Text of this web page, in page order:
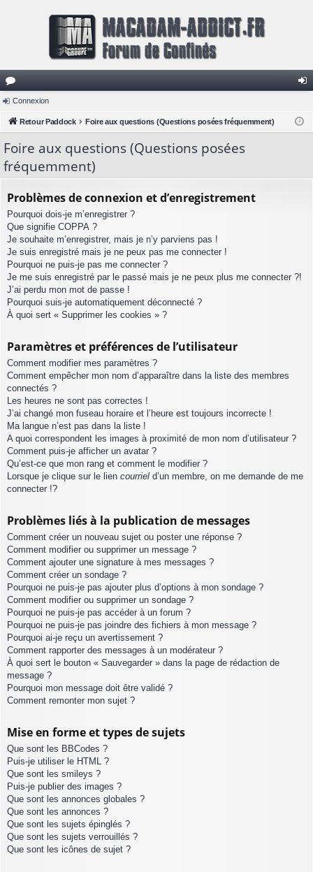
or
u
m
s
ne
Connexion
Retour Paddock Foire aux questions (Questions posées fréquemment)
Foire aux questions (Questions posées
fréquemment)
Problèmes de connexion et d’enregistrement
Pourquoi dois-je m’enregistrer ?
Que signifie COPPA ?
Je souhaite m’enregistrer, mais je n’y parviens pas !
Je suis enregistré mais je ne peux pas me connecter !
Pourquoi ne puis-je pas me connecter ?
Je me suis enregistré par le passé mais je ne peux plus me connecter ?!
J’ai perdu mon mot de passe !
Pourquoi suis-je automatiquement déconnecté ?
À quoi sert « Supprimer les cookies » ?
Paramètres et préférences de l’utilisateur
Comment modifier mes paramètres ?
Comment empêcher mon nom d’apparaître dans la liste des membres
connectés ?
Les heures ne sont pas correctes !
J’ai changé mon fuseau horaire et l’heure est toujours incorrecte !
Ma langue n’est pas dans la liste !
A quoi correspondent les images à proximité de mon nom d’utilisateur ?
Comment puis-je afficher un avatar ?
Qu’est-ce que mon rang et comment le modifier ?
Lorsque je clique sur le lien courriel d’un membre, on me demande de me
connecter !?
Problèmes liés à la publication de messages
Comment créer un nouveau sujet ou poster une réponse ?
Comment modifier ou supprimer un message ?
Comment ajouter une signature à mes messages ?
Comment créer un sondage ?
Pourquoi ne puis-je pas ajouter plus d’options à mon sondage ?
Comment modifier ou supprimer un sondage ?
Pourquoi ne puis-je pas accéder à un forum ?
Pourquoi ne puis-je pas joindre des fichiers à mon message ?
Pourquoi ai-je reçu un avertissement ?
Comment rapporter des messages à un modérateur ?
À quoi sert le bouton « Sauvegarder » dans la page de rédaction de
message ?
Pourquoi mon message doit être validé ?
Comment remonter mon sujet ?
Mise en forme et types de sujets
Que sont les BBCodes ?
Puis-je utiliser le HTML ?
Que sont les smileys ?
Puis-je publier des images ?
Que sont les annonces globales ?
Que sont les annonces ?
Que sont les sujets épinglés ?
Que sont les sujets verrouillés ?
Que sont les icônes de sujet ?